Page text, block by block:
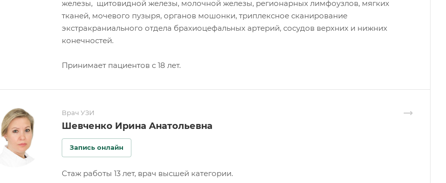
железы, щитовидной железы, молочной железы, регионарных лимфоузлов, мягких
тканей, мочевого пузыря, органов мошонки, триплексное сканирование
экстракраниального отдела брахиоцефальных артерий, сосудов верхних и нижних
конечностей.
Принимает пациентов с 18 лет.
Врач УЗИ
Шевченко Ирина Анатольевна
Запись онлайн
Стаж работы 13 лет, врач высшей категории.